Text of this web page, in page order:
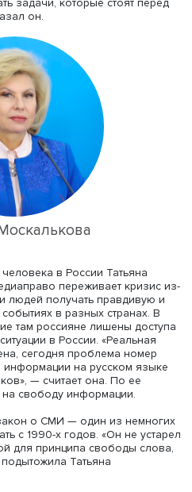
в своем обращении к
отметил, что медиаландшафт
изменился: появились
СМИ, праву приходится
реагировать на
«Я рад, что конференция
уровень экспертов
задачи, которые стоят
сказал он.
Москалькова
человека в России